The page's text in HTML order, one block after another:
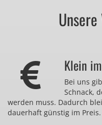
Klein
Bei uns
Schnack,
werden muss. Dadurch
dauerhaft günstig im Preis.